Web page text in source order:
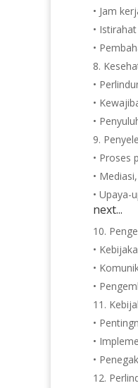
• Jam
•
•
•
•
•
• Proses
•
• Upaya-
next...
•
•
•
•
•
•